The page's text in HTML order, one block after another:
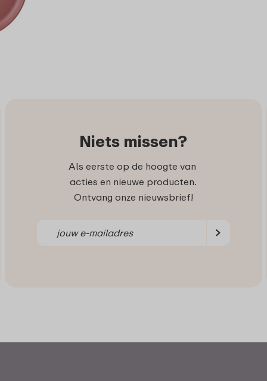
Niets missen?
Als eerste op de hoogte van
acties en nieuwe producten.
Ontvang onze nieuwsbrief!